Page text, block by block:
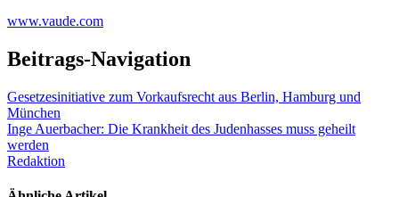
www.vaude.com
Beitrags-Navigation
Gesetzesinitiative zum Vorkaufsrecht aus Berlin, Hamburg und
München
Inge Auerbacher: Die Krankheit des Judenhasses muss geheilt
werden
Redaktion